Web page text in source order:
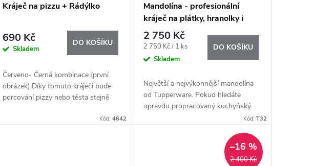
Kráječ na pizzu + Rádýlko
690 Kč
Skladem
DO KOŠÍKU
Červeno- Černá kombinace (první
obrázek) Díky tomuto kráječi bude
porcování pizzy nebo těsta stejně
Kód: 4642
Mandolína - profesionální
kráječ na plátky, hranolky i
kostičky
2 750 Kč
Měrná
cena:
2 750 Kč / 1 ks
Skladem
DO KOŠÍKU
Největší a nejvýkonnější mandolína
od Tupperware. Pokud hledáte
opravdu propracovaný kuchyňský
nástroj pro rychlé a přesné krájení,
Kód: T32
2 400 Kč
–16 %